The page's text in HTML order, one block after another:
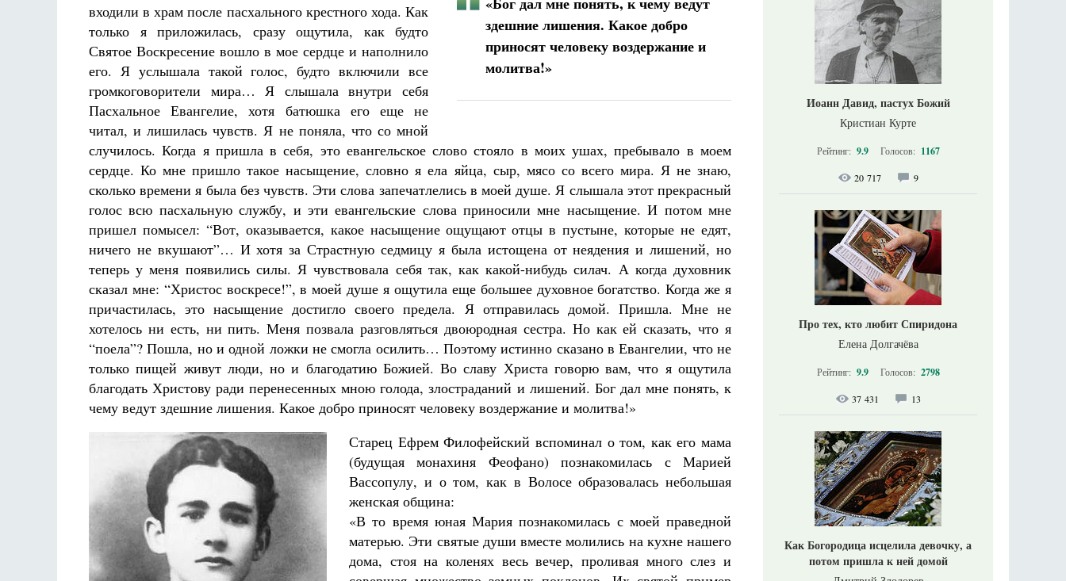
здешние лишения. Какое добро
приносят человеку воздержание и
молитва!»
входили в храм после пасхального крестного хода. Как
только я приложилась, сразу ощутила, как будто
Святое Воскресение вошло в мое сердце и наполнило
его. Я услышала такой голос, будто включили все
громкоговорители мира… Я слышала внутри себя
Пасхальное Евангелие, хотя батюшка его еще не
читал, и лишилась чувств. Я не поняла, что со мной
случилось. Когда я пришла в себя, это евангельское слово стояло в моих ушах, пребывало в моем
сердце. Ко мне пришло такое насыщение, словно я ела яйца, сыр, мясо со всего мира. Я не знаю,
сколько времени я была без чувств. Эти слова запечатлелись в моей душе. Я слышала этот прекрасный
голос всю пасхальную службу, и эти евангельские слова приносили мне насыщение. И потом мне
пришел помысел: “Вот, оказывается, какое насыщение ощущают отцы в пустыне, которые не едят,
ничего не вкушают”… И хотя за Страстную седмицу я была истощена от неядения и лишений, но
теперь у меня появились силы. Я чувствовала себя так, как какой-нибудь силач. А когда духовник
сказал мне: “Христос воскресе!”, в моей душе я ощутила еще большее духовное богатство. Когда же я
причастилась, это насыщение достигло своего предела. Я отправилась домой. Пришла. Мне не
хотелось ни есть, ни пить. Меня позвала разговляться двоюродная сестра. Но как ей сказать, что я
“поела”? Пошла, но и одной ложки не смогла осилить… Поэтому истинно сказано в Евангелии, что не
только пищей живут люди, но и благодатию Божией. Во славу Христа говорю вам, что я ощутила
благодать Христову ради перенесенных мною голода, злостраданий и лишений. Бог дал мне понять, к
чему ведут здешние лишения. Какое добро приносят человеку воздержание и молитва!»
Старец Ефрем Филофейский вспоминал о том, как его мама
(будущая монахиня Феофано) познакомилась с Марией
Вассопулу, и о том, как в Волосе образовалась небольшая
женская община:
«В то время юная Мария познакомилась с моей праведной
матерью. Эти святые души вместе молились на кухне нашего
дома, стоя на коленях весь вечер, проливая много слез и
Иоанн Давид, пастух Божий
Кристиан Курте
Рейтинг: 9.9 Голосов: 1167
20 717 9
Про тех, кто любит Спиридона
Елена Долгачёва
Рейтинг: 9.9 Голосов: 2798
37 431 13
Как Богородица исцелила девочку, а
потом пришла к ней домой